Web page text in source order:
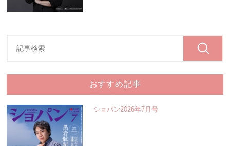
おすすめ記事
ショパン2026年7月号